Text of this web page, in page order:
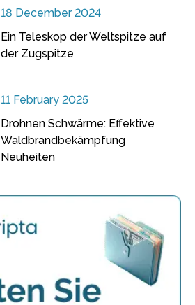
18 December 2024
Ein Teleskop der Weltspitze auf
der Zugspitze
11 February 2025
Drohnen Schwärme: Effektive
Waldbrandbekämpfung
Neuheiten